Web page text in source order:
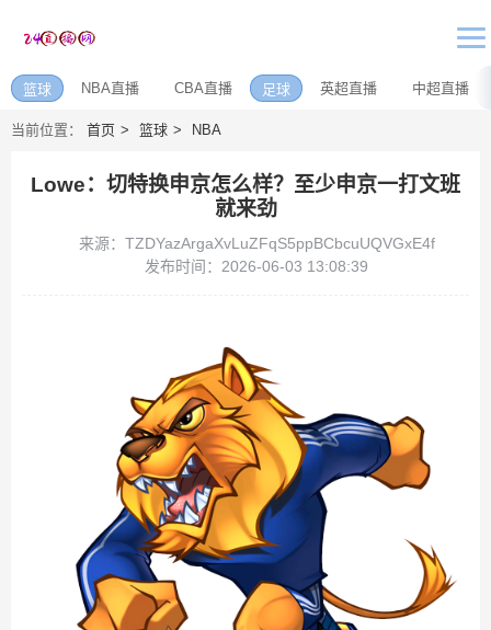
篮球 NBA直播 CBA直播 足球 英超直播 中超直播
当前位置： 首页 篮球 NBA
Lowe：切特换申京怎么样？至少申京一打文班
就来劲
来源：TZDYazArgaXvLuZFqS5ppBCbcuUQVGxE4f
发布时间：2026-06-03 13:08:39